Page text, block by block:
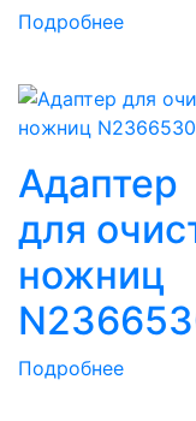
Подробнее
Адаптер
для
ножниц
Подробнее